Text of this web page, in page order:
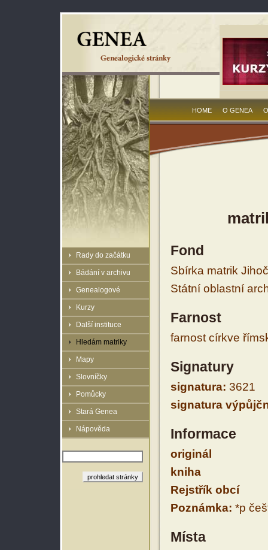
Rady do začátku
Bádání v archivu
Genealogové
Kurzy
Další instituce
Hledám matriky
Mapy
Slovníčky
Pomůcky
Stará Genea
Nápověda
HOME O GENEA
Fond
Sbírka matrik
Státní oblastní
Farnost
farnost církve
Signatury
signatura: 3621
signatura
Informace
originál
kniha
Rejstřík obcí
Poznámka: *p
Místa